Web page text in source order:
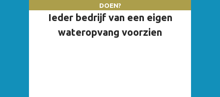
DOEN?
Ieder bedrijf van een eigen
wateropvang voorzien